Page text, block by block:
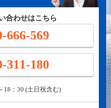
合わせはこちら
666-569
311-180
18：30 (土日祝含む)